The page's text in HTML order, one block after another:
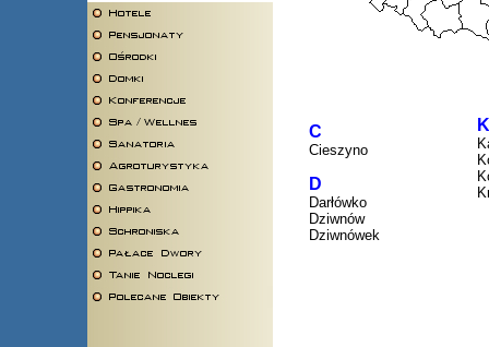
C
Cieszyno
D
Darłówko
Dziwnów
Dziwnówek
K